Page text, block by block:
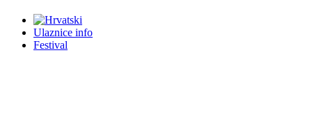
Ulaznice info
Festival